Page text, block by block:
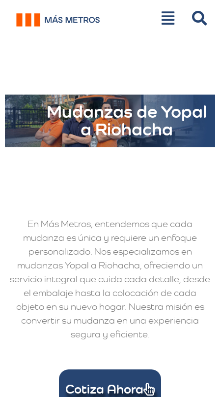
Mudanzas de Yopal
a Riohacha
En Más Metros, entendemos que cada
mudanza es única y requiere un enfoque
personalizado. Nos especializamos en
mudanzas Yopal a Riohacha, ofreciendo un
servicio integral que cuida cada detalle, desde
el embalaje hasta la colocación de cada
objeto en su nuevo hogar. Nuestra misión es
convertir su mudanza en una experiencia
segura y eficiente.
Cotiza Ahora